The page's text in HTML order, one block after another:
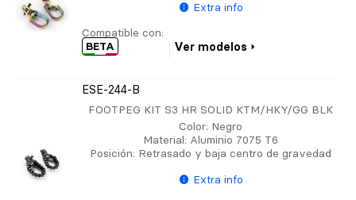
Extra info
Compatible con:
BETA
Ver modelos
ESE-244-B
FOOTPEG KIT S3 HR SOLID KTM/HKY/GG BLK
Color: Negro
Material: Aluminio 7075 T6
Posición: Retrasado y baja centro de gravedad
Extra info